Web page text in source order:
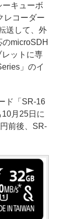
キューボ
レコーダー
送して、外
microSDH
ットに専
」のイ
ド「SR-16
月25日に
前後、SR-